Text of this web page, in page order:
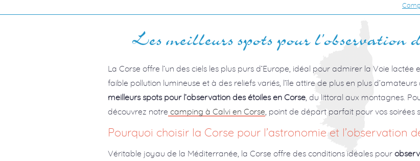
Les meilleurs spots pour l’observation
La Corse offre l’un des ciels les plus purs d’Europe, idéal pour admirer la Voie lactée
faible pollution lumineuse et à des reliefs variés, l’île attire de plus en plus
meilleurs spots pour l’observation des étoiles en Corse , du littoral aux montagnes.
découvrez notre camping à Calvi en Corse , point de départ parfait pour vos soirées
Pourquoi choisir la Corse pour l’astronomie et l’observation
Véritable joyau de la Méditerranée, la Corse offre des conditions idéales pour